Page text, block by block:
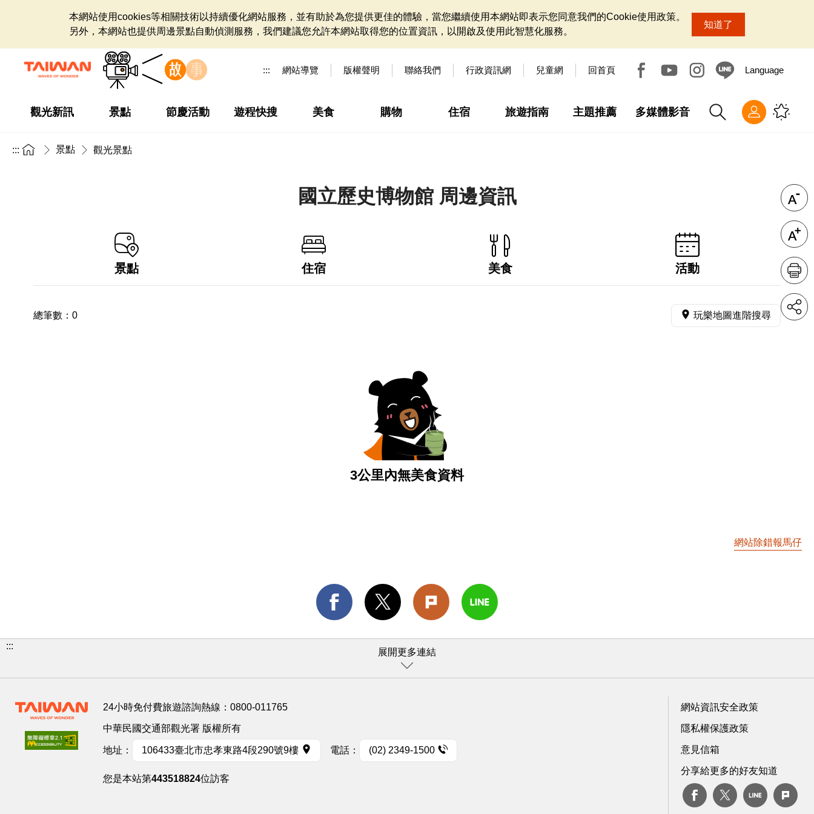
本網站使用cookies等相關技術以持續優化網站服務，並有助於為您提供更佳的體驗，當您繼續使用本網站即表示您同意我們的Cookie使用政策。
另外，本網站也提供周邊景點自動偵測服務，我們建議您允許本網站取得您的位置資訊，以開啟及使用此智慧化服務。
知道了
::: 網站導覽 版權聲明 聯絡我們 行政資訊網 兒童網 回首頁 Language
觀光新訊 景點 節慶活動 遊程快搜 美食 購物 住宿 旅遊指南 主題推薦 多媒體影音
::: 景點 觀光景點
國立歷史博物館 周邊資訊
景點 住宿 美食 活動
總筆數： 0 玩樂地圖進階搜尋
3公里內無美食資料
網站除錯報馬仔
:::
展開更多連結
24小時免付費旅遊諮詢熱線： 0800-011765
中華民國交通部觀光署 版權所有
地址： 106433臺北市忠孝東路4段290號9樓 電話： (02) 2349-1500
您是本站第443518824位訪客
網站資訊安全政策
隱私權保護政策
意見信箱
分享給更多的好友知道